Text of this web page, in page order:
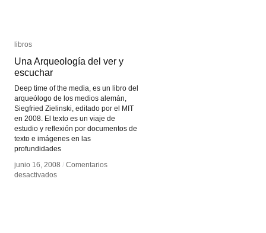
libros
Una Arqueología del ver y
escuchar
Deep time of the media, es un libro del
arqueólogo de los medios alemán,
Siegfried Zielinski, editado por el MIT
en 2008. El texto es un viaje de
estudio y reflexión por documentos de
texto e imágenes en las
profundidades
junio 16, 2008 / Comentarios
desactivadosen
libros
Una Arqueología del ver y
escuchar
junio 16, 2008 / Comentarios
desactivadosen